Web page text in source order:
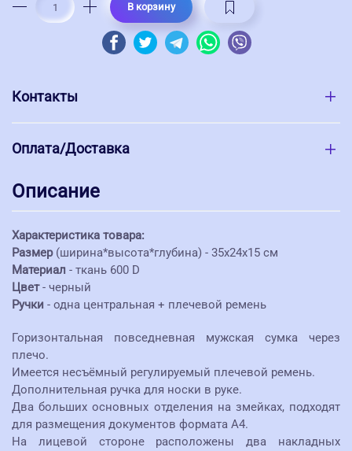
В корзину
Контакты
Оплата/Доставка
Описание
Характеристика товара:
Размер(ширина*высота*глубина) - 35x24x15 см
Материал - ткань 600 D
Цвет- черный
Ручки - одна центральная + плечевой ремень
Горизонтальная повседневная мужская сумка через
плечо.
Имеется несъёмный регулируемый плечевой ремень.
Дополнительная ручка для носки в руке.
Два больших основных отделения на змейках, подходят
для размещения документов формата А4.
На лицевой стороне расположены два накладных